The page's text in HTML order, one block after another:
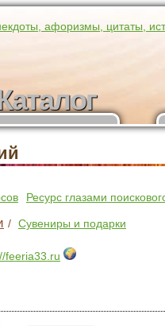
афоризмы, цитаты,
Ресурс глазами
/ Сувениры и подарки
feeria33.ru